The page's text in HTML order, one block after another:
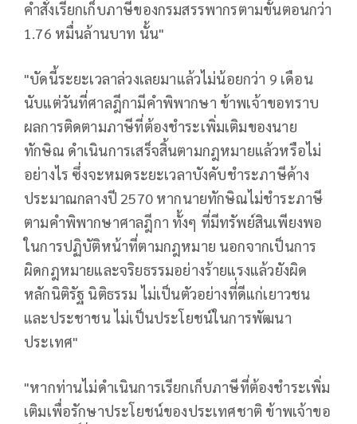
คำสั่งเรียกเก็บภาษีของกรมสรรพากรตามขั้นตอนกว่า
1.76 หมื่นล้านบาท นั้น"
"บัดนี้ระยะเวลาล่วงเลยมาแล้วไม่น้อยกว่า 9 เดือน
นับแต่วันที่ศาลฎีกามีคำพิพากษา ข้าพเจ้าขอทราบ
ผลการติดตามภาษีที่ต้องชำระเพิ่มเติมของนาย
ทักษิณ ดำเนินการเสร็จสิ้นตามกฎหมายแล้วหรือไม่
อย่างไร ซึ่งจะหมดระยะเวลาบังคับชำระภาษีค้าง
ประมาณกลางปี 2570 หากนายทักษิณไม่ชำระภาษี
ตามคำพิพากษาศาลฎีกา ทั้งๆ ที่มีทรัพย์สินเพียงพอ
ในการปฏิบัติหน้าที่ตามกฎหมาย นอกจากเป็นการ
ผิดกฎหมายและจริยธรรมอย่างร้ายแรงแล้วยังผิด
หลักนิติรัฐ นิติธรรม ไม่เป็นตัวอย่างที่่ดีแก่เยาวชน
และประชาชน ไม่เป็นประโยชน์ในการพัฒนา
ประเทศ"
"หากท่านไม่ดำเนินการเรียกเก็บภาษีที่ต้องชำระเพิ่ม
เติมเพื่อรักษาประโยชน์ของประเทศชาติ ข้าพเจ้าขอ